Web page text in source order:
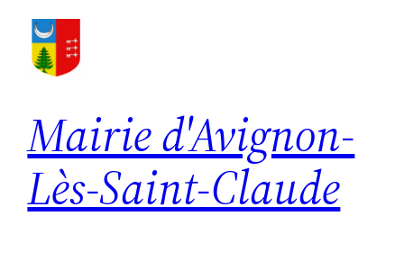
Aller
contenu
Mairie d'Avignon-
Lès-Saint-Claude